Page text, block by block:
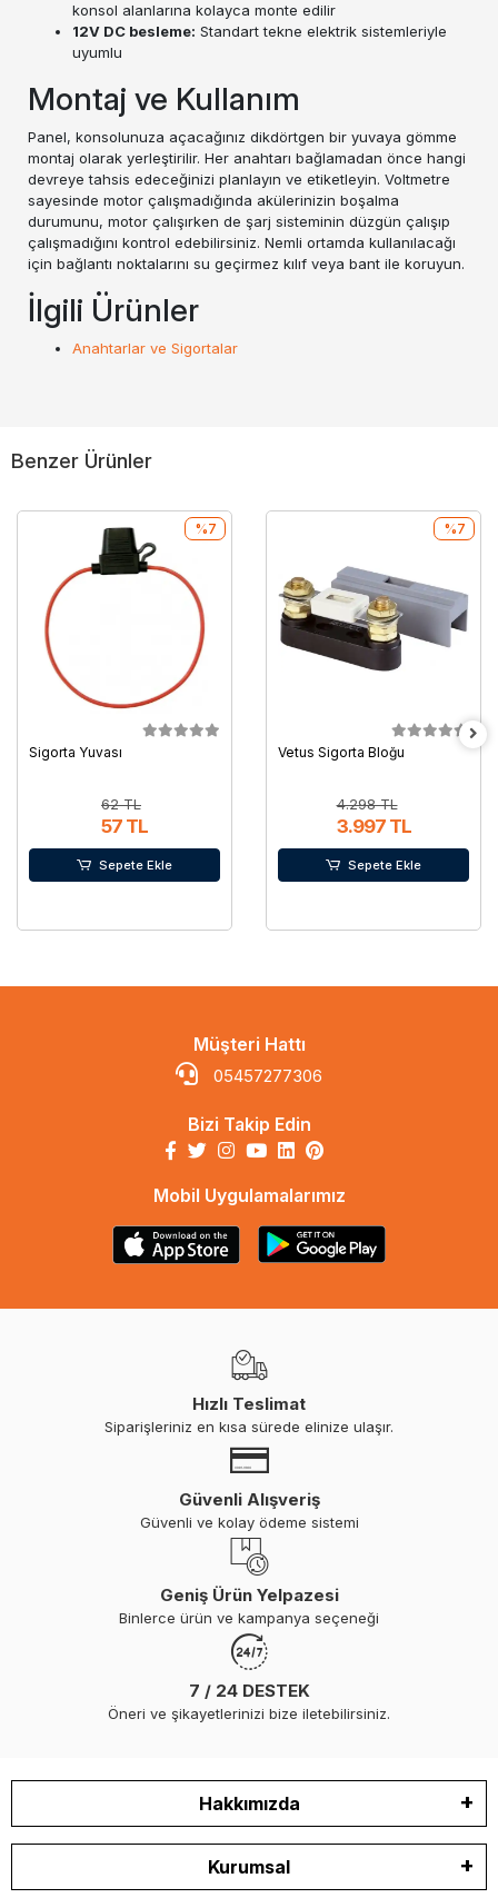
konsol alanlarına kolayca monte edilir
12V DC besleme: Standart tekne elektrik sistemleriyle
uyumlu
Montaj ve Kullanım
Panel, konsolunuza açacağınız dikdörtgen bir yuvaya gömme
montaj olarak yerleştirilir. Her anahtarı bağlamadan önce hangi
devreye tahsis edeceğinizi planlayın ve etiketleyin. Voltmetre
sayesinde motor çalışmadığında akülerinizin boşalma
durumunu, motor çalışırken de şarj sisteminin düzgün çalışıp
çalışmadığını kontrol edebilirsiniz. Nemli ortamda kullanılacağı
için bağlantı noktalarını su geçirmez kılıf veya bant ile koruyun.
İlgili Ürünler
Anahtarlar ve Sigortalar
Benzer Ürünler
Sigorta Yuvası
62 TL
57 TL
%7
Sepete Ekle
Vetus Sigorta Bloğu
4.298 TL
3.997 TL
%7
Sepete Ekle
Müşteri Hattı
05457277306
Bizi Takip Edin
Mobil Uygulamalarımız
Hızlı Teslimat
Siparişleriniz en kısa sürede elinize ulaşır.
Güvenli Alışveriş
Güvenli ve kolay ödeme sistemi
Geniş Ürün Yelpazesi
Binlerce ürün ve kampanya seçeneği
7 / 24 DESTEK
Öneri ve şikayetlerinizi bize iletebilirsiniz.
Hakkımızda
Kurumsal